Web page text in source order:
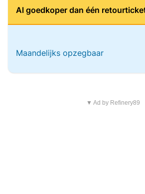
Al goedkoper dan één
Maandelijks opzegbaar
▼ Ad by Refinery89